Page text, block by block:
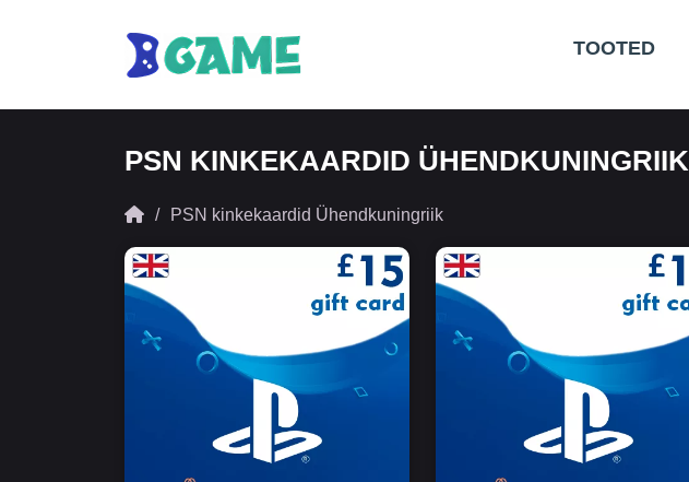
TOOTED
PSN KINKEKAARDID ÜHENDKUNINGRIIK
PSN kinkekaardid Ühendkuningriik